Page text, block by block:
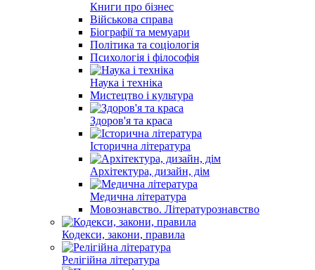
Книги про бізнес
Військова справа
Біографії та мемуари
Політика та соціологія
Психологія і філософія
Наука і техніка
Мистецтво і культура
Здоров'я та краса
Історична література
Архітектура, дизайн, дім
Медична література
Мовознавство. Літературознавство
Кодекси, закони, правила
Релігійна література